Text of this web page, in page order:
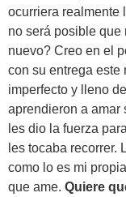
ocurriera realmente
no será posible que
nuevo? Creo en el
con su entrega este
imperfecto y lleno
aprendieron a amar
les dio la fuerza
les tocaba recorrer.
como lo es mi
que ame. Quiere